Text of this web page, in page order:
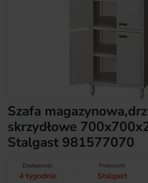
Szafa
skrzydłowe
Stalgast 981577070
Dostępność:
4 tygodnie
Producent:
Stalgast